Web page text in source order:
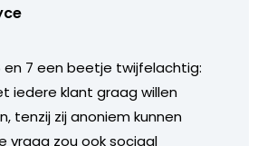
en 7 een beetje twijfelachtig:
iedere klant graag willen
tenzij zij anoniem kunnen
vraag zou ook sociaal